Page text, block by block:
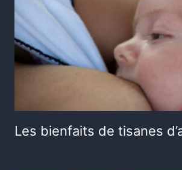
Les bienfaits de tisanes